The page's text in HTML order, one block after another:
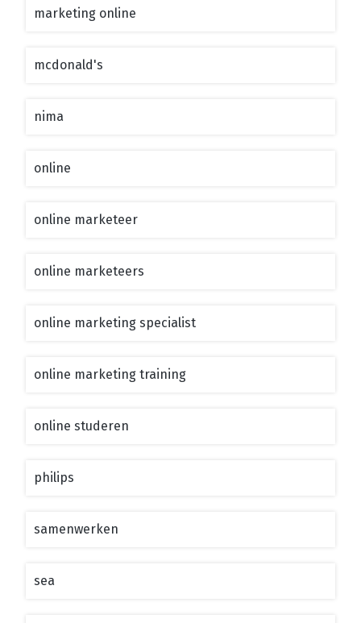
marketing online
mcdonald's
nima
online
online marketeer
online marketeers
online marketing specialist
online marketing training
online studeren
philips
samenwerken
sea